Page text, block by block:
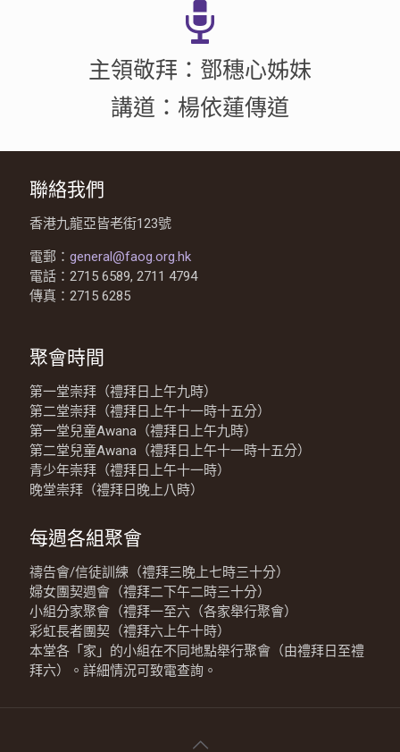
主領敬拜：鄧穗心姊妹
講道：楊依蓮傳道
聯絡我們
香港九龍亞皆老街123號
電郵： general@faog.org.hk
電話：2715 6589, 2711 4794
傳真：2715 6285
聚會時間
第一堂崇拜（禮拜日上午九時）
第二堂崇拜（禮拜日上午十一時十五分）
第一堂兒童Awana（禮拜日上午九時）
第二堂兒童Awana（禮拜日上午十一時十五分）
青少年崇拜（禮拜日上午十一時）
晚堂崇拜（禮拜日晚上八時）
每週各組聚會
禱告會/信徒訓練（禮拜三晚上七時三十分）
婦女團契週會（禮拜二下午二時三十分）
小組分家聚會（禮拜一至六（各家舉行聚會）
彩虹長者團契（禮拜六上午十時）
本堂各「家」的小組在不同地點舉行聚會（由禮拜日至禮
拜六）。詳細情況可致電查詢。